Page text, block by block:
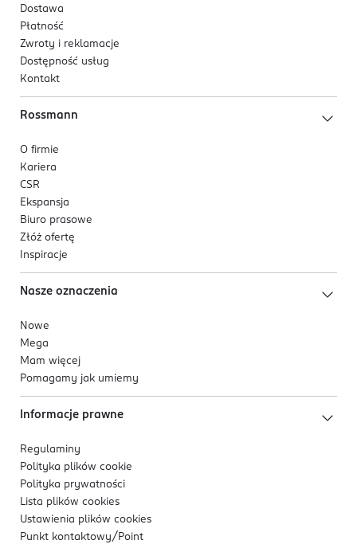
Dostawa
Płatność
Zwroty i reklamacje
Dostępność usług
Kontakt
Rossmann
O firmie
Kariera
CSR
Ekspansja
Biuro prasowe
Złóż ofertę
Inspiracje
Nasze oznaczenia
Nowe
Mega
Mam więcej
Pomagamy jak umiemy
Informacje prawne
Regulaminy
Polityka plików cookie
Polityka prywatności
Lista plików cookies
Ustawienia plików cookies
Punkt kontaktowy/ Point